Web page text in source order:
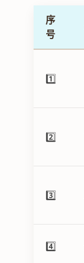
序
号
1️⃣
2️⃣
3️⃣
4️⃣